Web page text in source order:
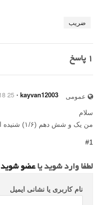
ضریب
1 پاسخ
عمومی kayvan12003
⋅
25 June 2018
سلام
من یک و شش دهم (۱/۶) شنیده ام.
#1
لطفا وارد شوید یاعضو شوید
نام کاربری یا نشانی ایمیل